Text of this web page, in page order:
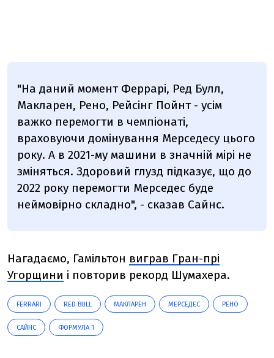
"На даний момент Феррарі, Ред Булл,
Макларен, Рено, Рейсінг Пойнт - усім
важко перемогти в чемпіонаті,
враховуючи домінування Мерседесу цього
року. А в 2021-му машини в значній мірі не
зміняться. Здоровий глузд підказує, що до
2022 року перемогти Мерседес буде
неймовірно складно", - сказав Сайнс.
Нагадаємо, Гамільтон виграв Гран-прі
Угорщини і повторив рекорд Шумахера.
FERRARI RED BULL МАКЛАРЕН МЕРСЕДЕС РЕНО
САЙНС ФОРМУЛА 1